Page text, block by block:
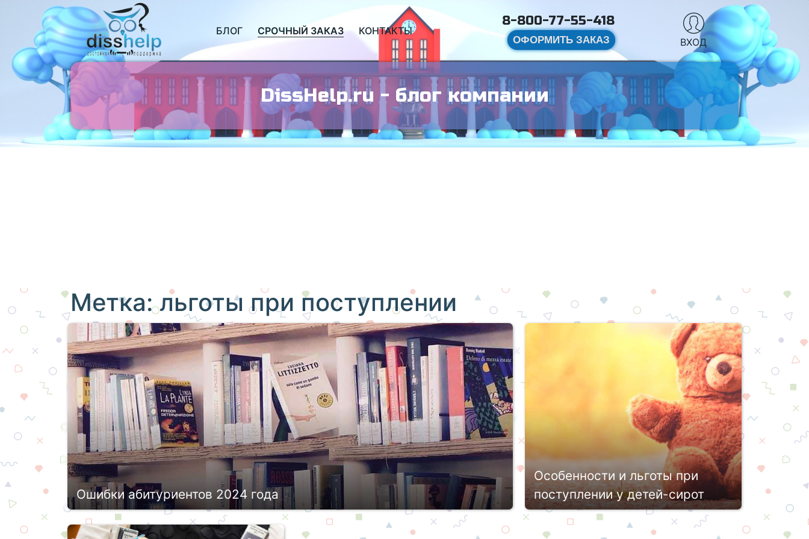
БЛОГ СРОЧНЫЙ ЗАКАЗ КОНТАКТЫ
8-800-77-55-418
ОФОРМИТЬ ЗАКАЗ ВХОД
DissHelp.ru - блог компании
Метка:льготы при поступлении
Ошибки абитуриентов 2024 года
Волна поступления в СУЗы и ВУЗы подходит к концу. Уже можно подвести итоги и
Особенности и льготы при
поступлении у детей-сирот
Далеко не каждый гражданин России